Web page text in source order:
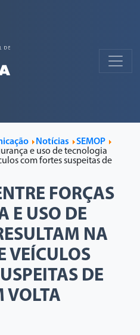
Notícias
SEMOP
e uso de tecnologia
com fortes suspeitas de
FORÇAS
E USO DE
NA
VEÍCULOS
DE
VOLTA